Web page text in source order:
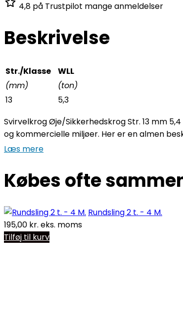
4,8 på Trustpilot mange anmeldelser
Beskrivelse
Str./Klasse
WLL
(mm)
(ton)
13
5,3
Svirvelkrog Øje/Sikkerhedskrog Str. 13 mm
og kommercielle miljøer. Her er en almen
Læs mere
Købes ofte
Rundsling 2 t. - 4 M.
195,00 kr. eks. moms
Tilføj til kurv